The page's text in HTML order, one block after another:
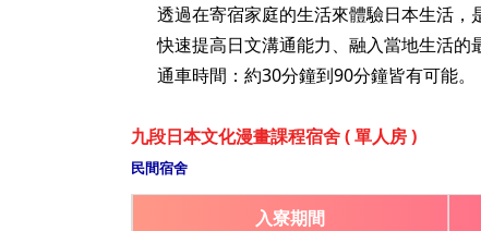
透過在寄宿家庭的生活來體驗日本生活
快速提高日文溝通能力、融入當地生活的
通車時間：約30分鐘到90分鐘皆有可能。
九段日本文化漫畫課程宿舍 ( 單人房 )
民間宿舍
入寮期間